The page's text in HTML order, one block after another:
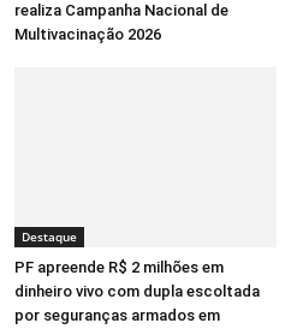
realiza Campanha Nacional de
Multivacinação 2026
Destaque
PF apreende R$ 2 milhões em
dinheiro vivo com dupla escoltada
por seguranças armados em